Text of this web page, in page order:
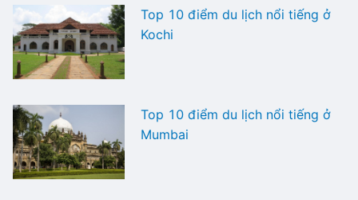
Top 10 điểm du lịch nổi tiếng ở
Kochi
Top 10 điểm du lịch nổi tiếng ở
Mumbai